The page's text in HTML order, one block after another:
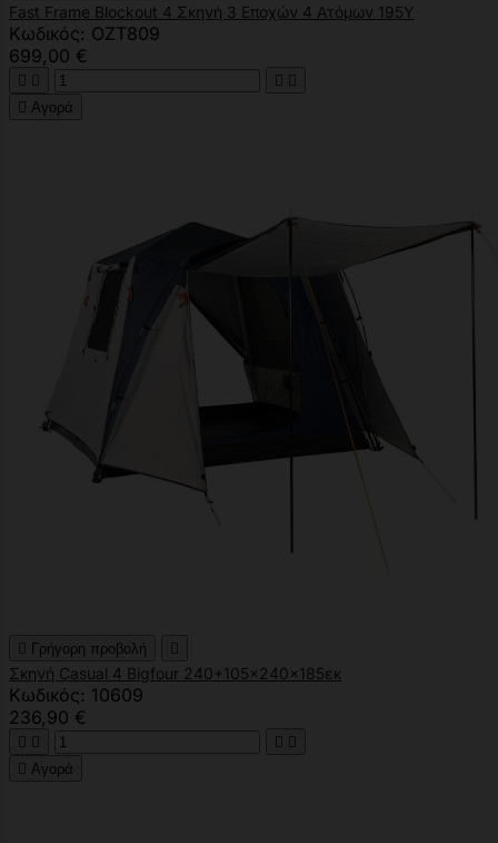
Fast Frame Blockout 4 Σκηνή 3 Εποχών 4 Ατόμων 195Υ
Κωδικός: OZT809
699,00 €
   
 Αγορά
 Γρήγορη προβολή 
Σκηνή Casual 4 Bigfour 240+105x240x185εκ
Κωδικός: 10609
236,90 €
   
 Αγορά